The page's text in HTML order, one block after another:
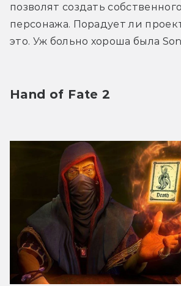
позволят создать собственного
персонажа. Порадует ли
это. Уж больно хороша была
Hand of Fate 2